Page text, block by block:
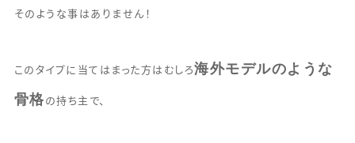
そのような事はありません！
このタイプに当てはまった方はむしろ海外モデルのような
骨格の持ち主で、